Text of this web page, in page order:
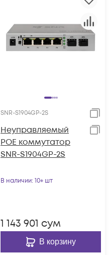
SNR-S1904GP-2S
Неуправляемый
POE коммутатор
SNR-S1904GP-2S
В наличии: 10+ шт
1 143 901 сум
В корзину